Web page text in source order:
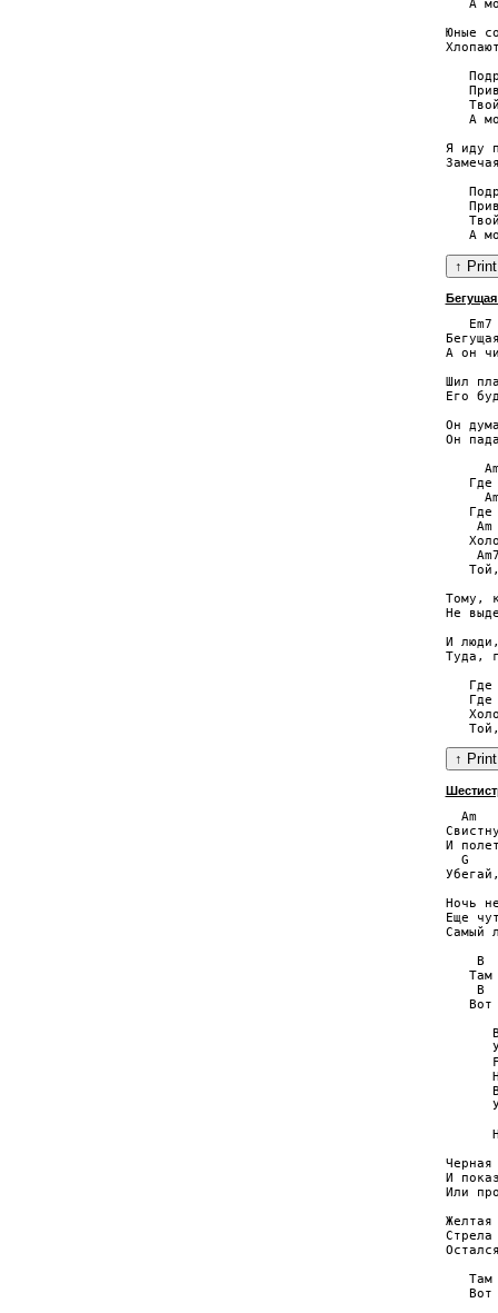
А
Юные
А
Я иду
   Em7
А он
Шил
Его
Он
Он
Где
Где
Am
Тому,
Не
И
Туда,
Где
Где
  Am
И
G
Ночь
Еще
Самый
B
Там
B
Вот
И
Или
Там
Вот